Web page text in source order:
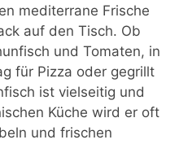
mediterrane Frische
auf den Tisch. Ob
und Tomaten, in
für Pizza oder gegrillt
ist vielseitig und
Küche wird er oft
und frischen